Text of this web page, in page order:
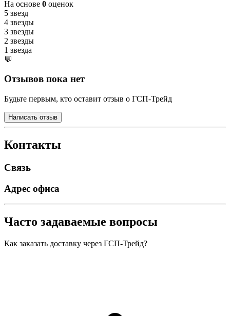
На основе 0 оценок
5 звезд
4 звезды
3 звезды
2 звезды
1 звезда
💬
Отзывов пока нет
Будьте первым, кто оставит отзыв о ГСП-Трейд
Написать отзыв
Контакты
Связь
Адрес офиса
Часто задаваемые вопросы
Как заказать доставку через ГСП-Трейд?